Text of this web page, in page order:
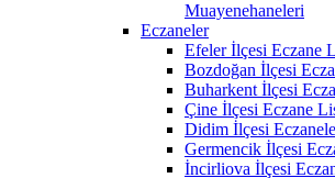
Muayenehaneleri
Eczaneler
Efeler İlçesi Eczane
Bozdoğan İlçesi
Buharkent İlçesi
Çine İlçesi Eczane
Didim İlçesi
Germencik İlçesi
İncirliova İlçesi